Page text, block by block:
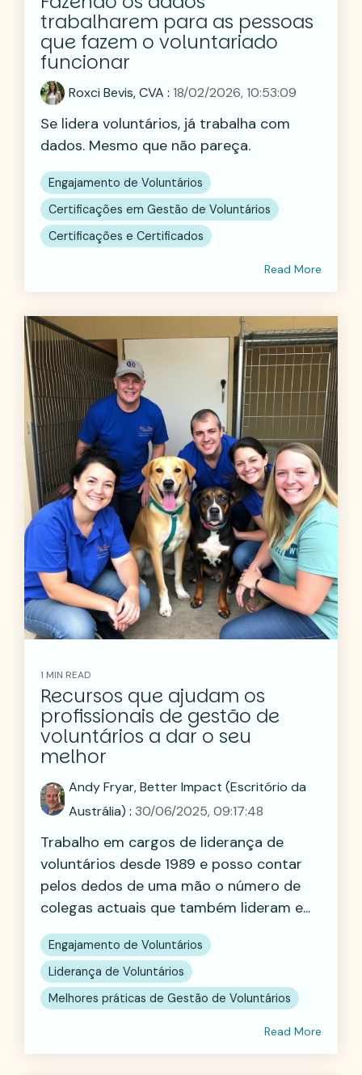
trabalharem para as pessoas
que fazem o voluntariado
funcionar
Roxci Bevis, CVA : 18/02/2026, 10:53:09
Se lidera voluntários, já trabalha com
dados. Mesmo que não pareça.
Engajamento de Voluntários
Certificações em Gestão de Voluntários
Certificações e Certificados
Read More
1 MIN READ
Recursos que ajudam os
profissionais de gestão de
voluntários a dar o seu
melhor
Andy Fryar, Better Impact (Escritório da
Austrália) : 30/06/2025, 09:17:48
Trabalho em cargos de liderança de
voluntários desde 1989 e posso contar
pelos dedos de uma mão o número de
colegas actuais que também lideram e...
Engajamento de Voluntários
Liderança de Voluntários
Melhores práticas de Gestão de Voluntários
Read More